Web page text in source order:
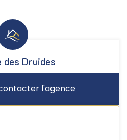
des Druides
l'agence